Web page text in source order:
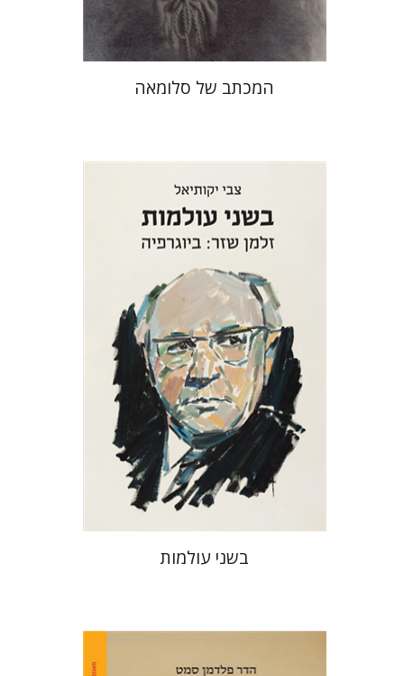
המכתב של סלומאה
צבי יקותיאל
הנחת אתר ספר מודפס
$35
$32
בשני עולמות